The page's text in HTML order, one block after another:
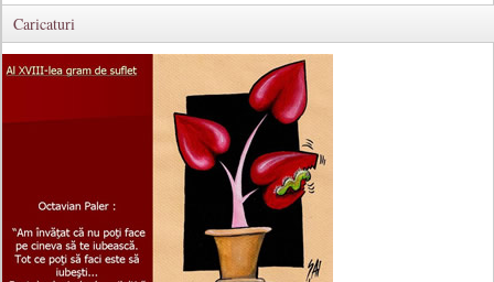
Caricaturi